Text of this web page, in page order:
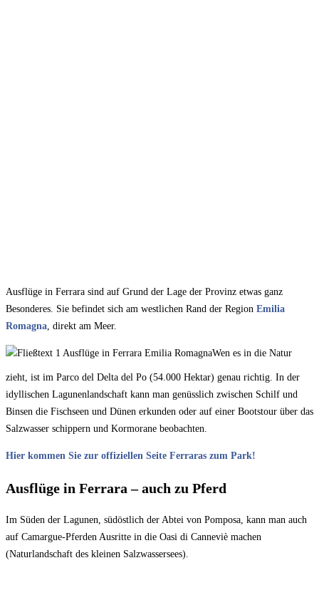
Ausflüge in Ferrara sind auf Grund der Lage der Provinz etwas ganz
Besonderes. Sie befindet sich am westlichen Rand der Region Emilia
Romagna , direkt am Meer.
Wen es in die Natur
zieht, ist im Parco del Delta del Po (54.000 Hektar) genau richtig. In der
idyllischen Lagunenlandschaft kann man genüsslich zwischen Schilf und
Binsen die Fischseen und Dünen erkunden oder auf einer Bootstour über das
Salzwasser schippern und Kormorane beobachten.
Hier kommen Sie zur offiziellen Seite Ferraras zum Park!
Ausflüge in Ferrara – auch zu Pferd
Im Süden der Lagunen, südöstlich der Abtei von Pomposa, kann man auch
auf Camargue-Pferden Ausritte in die Oasi di Canneviè machen
(Naturlandschaft des kleinen Salzwassersees).